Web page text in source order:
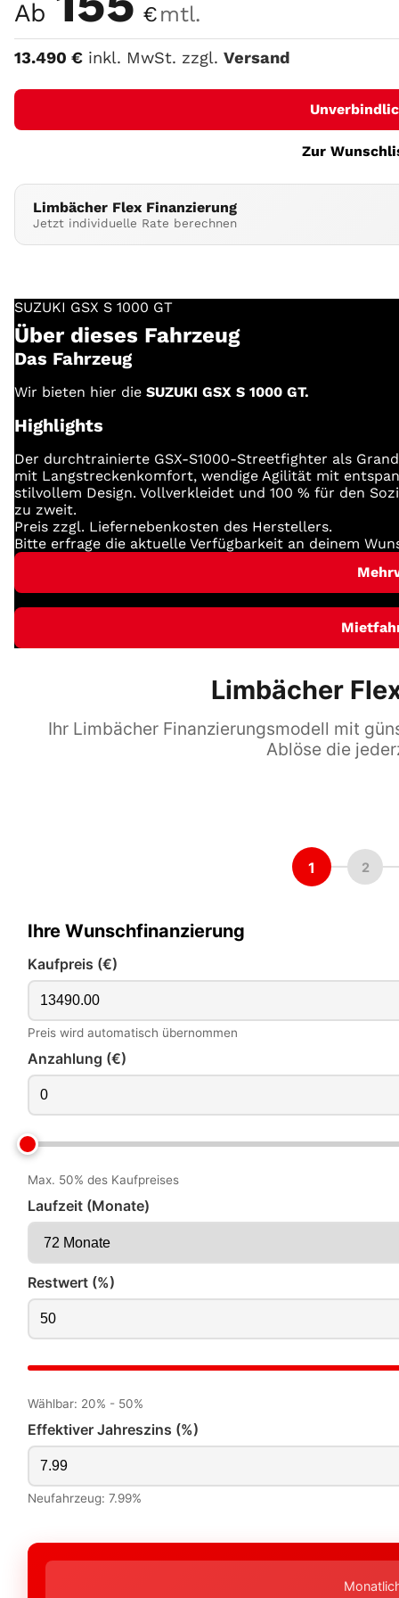
Ab €mtl.
13.490 € inkl. MwSt. zzgl. Versand
Zur
Limbächer Flex Finanzierung
Jetzt individuelle Rate berechnen
SUZUKI GSX S 1000 GT
Über dieses Fahrzeug
Das Fahrzeug
Wir bieten hier die SUZUKI GSX S 1000 GT.
Highlights
Der durchtrainierte GSX-S1000-Streetfighter als
mit Langstreckenkomfort, wendige Agilität mit
stilvollem Design. Vollverkleidet und 100 % für den
zu zweit.
Preis zzgl. Liefernebenkosten des Herstellers.
Bitte erfrage die aktuelle Verfügbarkeit an deinem
Limbächer
Ihr Limbächer Finanzierungsmodell mit
Ablöse die
1 2
Ihre Wunschfinanzierung
Kaufpreis (€)
Preis wird automatisch übernommen
Anzahlung (€)
Max. 50% des Kaufpreises
Laufzeit (Monate)
Restwert (%)
Wählbar: 20% - 50%
Effektiver Jahreszins (%)
Neufahrzeug: 7.99%